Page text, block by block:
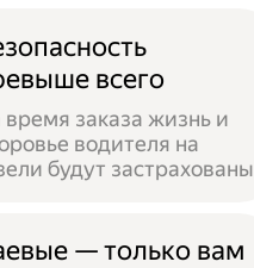
всего
время заказа жизнь и
водителя на
будут застрахованы
— только вам